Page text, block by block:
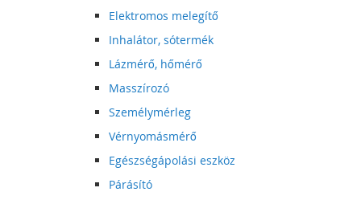
Elektromos melegítő
Inhalátor, sótermék
Lázmérő, hőmérő
Masszírozó
Személymérleg
Vérnyomásmérő
Egészségápolási eszköz
Párásító